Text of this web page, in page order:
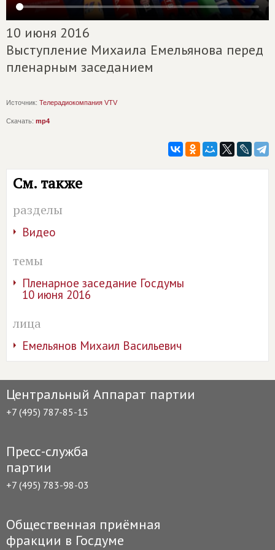
10 июня 2016
Выступление Михаила Емельянова перед
пленарным заседанием
Источник: Телерадиокомпания VTV
Скачать: mp4
См. также
разделы
Видео
темы
Пленарное заседание Госдумы
10 июня 2016
лица
Емельянов Михаил Васильевич
Центральный Аппарат партии
+7 (495) 787-85-15
Пресс-служба
партии
+7 (495) 783-98-03
Общественная приёмная
фракции в Госдуме